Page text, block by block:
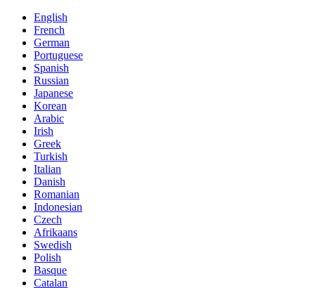
English
French
German
Portuguese
Spanish
Russian
Japanese
Korean
Arabic
Irish
Greek
Turkish
Italian
Danish
Romanian
Indonesian
Czech
Afrikaans
Swedish
Polish
Basque
Catalan